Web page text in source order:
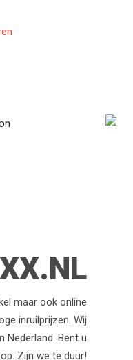
maar ook online
inruilprijzen. Wij
Nederland. Bent u
Zijn we te duur!